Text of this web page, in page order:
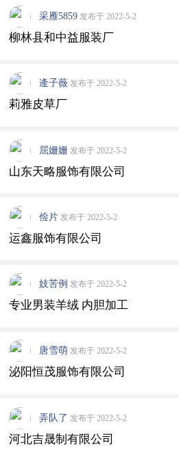
采雁5859 发布于 2022-5-2
柳林县和中益服装厂
逄子薇 发布于 2022-5-2
莉雅皮草厂
屈姗姗 发布于 2022-5-2
山东天略服饰有限公司
俭片 发布于 2022-5-2
运鑫服饰有限公司
妓苦例 发布于 2022-5-2
专业男装羊绒 内胆加工
唐雪萌 发布于 2022-5-2
泌阳恒茂服饰有限公司
弄队了 发布于 2022-5-2
河北吉晟制有限公司